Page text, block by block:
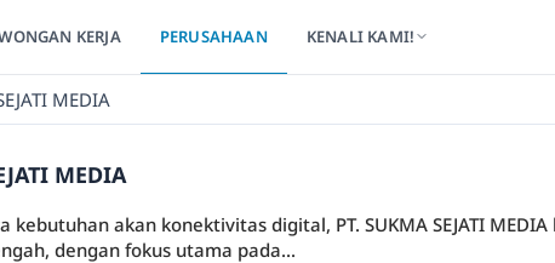
KERJA PERUSAHAAN KENALI KAMI!
MEDIA
MEDIA
kebutuhan akan konektivitas digital, PT. SUKMA SEJATI
dengan fokus utama pada...